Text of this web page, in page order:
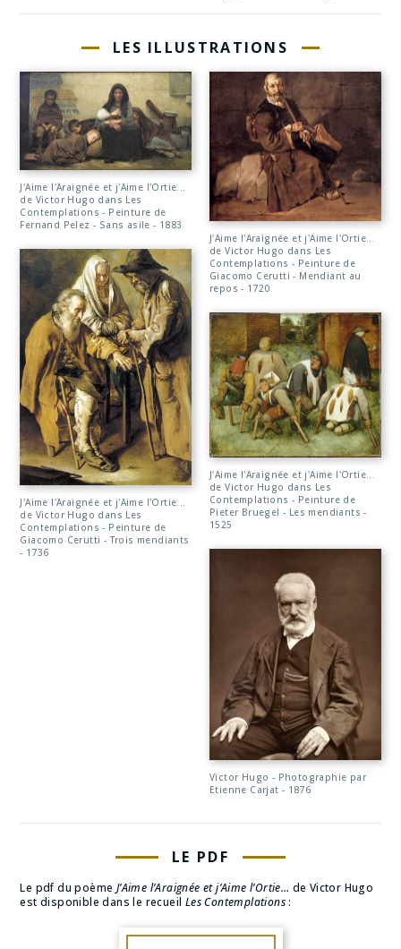
LES ILLUSTRATIONS
J'Aime l'Araignée et j'Aime l'Ortie...
de Victor Hugo dans Les
Contemplations - Peinture de
Fernand Pelez - Sans asile - 1883
J'Aime l'Araignée et j'Aime l'Ortie...
de Victor Hugo dans Les
Contemplations - Peinture de
Giacomo Cerutti - Trois mendiants
- 1736
J'Aime l'Araignée et j'Aime l'Ortie...
de Victor Hugo dans Les
Contemplations - Peinture de
Giacomo Cerutti - Mendiant au
repos - 1720
J'Aime l'Araignée et j'Aime l'Ortie...
de Victor Hugo dans Les
Contemplations - Peinture de
Pieter Bruegel - Les mendiants -
1525
Victor Hugo - Photographie par
Etienne Carjat - 1876
LE PDF
Le pdf du poème J’Aime l’Araignée et j’Aime l’Ortie… de Victor Hugo
est disponible dans le recueil Les Contemplations: